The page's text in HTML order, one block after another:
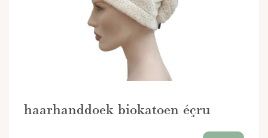
haarhanddoek biokatoen éçru